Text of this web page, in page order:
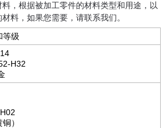
，根据被加工零件的材料类型和用途，以
料，如果您需要，请联系我们。
等级
H32
）